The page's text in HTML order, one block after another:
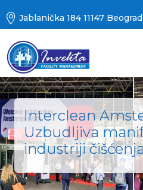
 Jablanička 184 11147 Beograd
Interclean
Uzbudljiva
industriji